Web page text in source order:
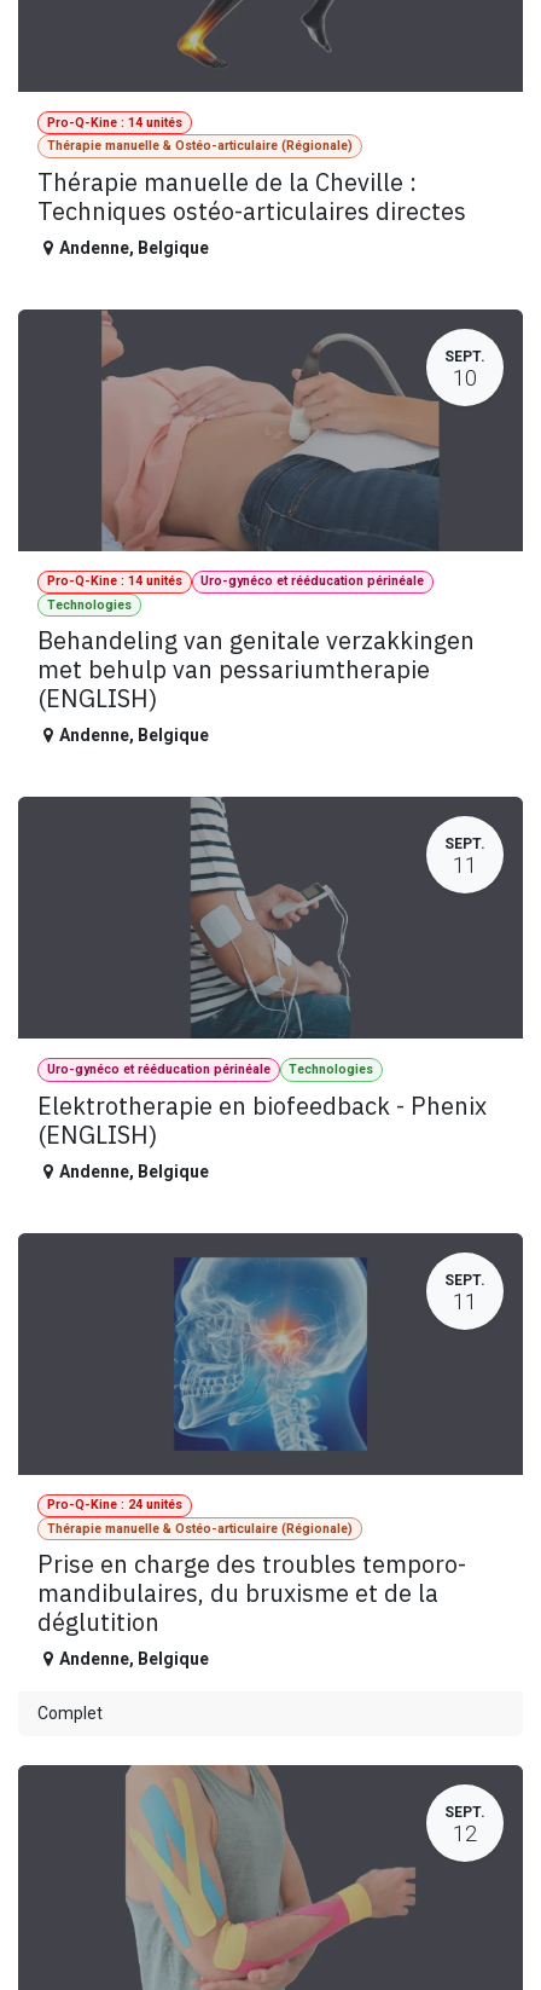
Pro-Q-Kine : 14 unités
Thérapie manuelle & Ostéo-articulaire (Régionale)
Thérapie manuelle de la Cheville :
Techniques ostéo-articulaires directes
Andenne, Belgique
SEPT.
10
Pro-Q-Kine : 14 unités
Uro-gynéco et rééducation périnéale
Technologies
Behandeling van genitale verzakkingen
met behulp van pessariumtherapie
(ENGLISH)
Andenne, Belgique
SEPT.
11
Uro-gynéco et rééducation périnéale Technologies
Elektrotherapie en biofeedback - Phenix
(ENGLISH)
Andenne, Belgique
SEPT.
11
Pro-Q-Kine : 24 unités
Thérapie manuelle & Ostéo-articulaire (Régionale)
Prise en charge des troubles temporo-
mandibulaires, du bruxisme et de la
déglutition
Andenne, Belgique
Complet
SEPT.
12